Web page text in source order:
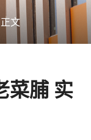
正文
菜脯 实